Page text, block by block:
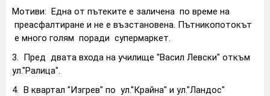
Мотиви: Една от пътеките е заличена по време на
преасфалтиране и не е възстановена. Пътникопотокът
е много голям поради супермаркет.
3. Пред двата входа на училище "Васил Левски" откъм
ул."Ралица".
4. В квартал "Изгрев" по ул."Крайна" и ул."Ландос"